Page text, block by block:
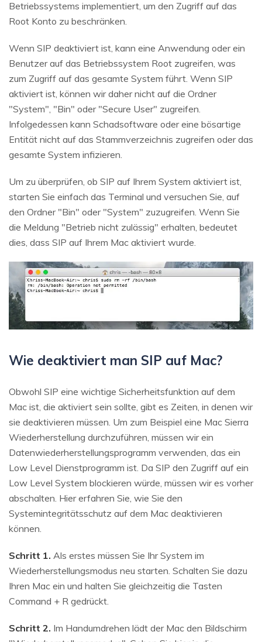
Betriebssystems implementiert, um den Zugriff auf das
Root Konto zu beschränken.
Wenn SIP deaktiviert ist, kann eine Anwendung oder ein
Benutzer auf das Betriebssystem Root zugreifen, was
zum Zugriff auf das gesamte System führt. Wenn SIP
aktiviert ist, können wir daher nicht auf die Ordner
"System", "Bin" oder "Secure User" zugreifen.
Infolgedessen kann Schadsoftware oder eine bösartige
Entität nicht auf das Stammverzeichnis zugreifen oder das
gesamte System infizieren.
Um zu überprüfen, ob SIP auf Ihrem System aktiviert ist,
starten Sie einfach das Terminal und versuchen Sie, auf
den Ordner "Bin" oder "System" zuzugreifen. Wenn Sie
die Meldung "Betrieb nicht zulässig" erhalten, bedeutet
dies, dass SIP auf Ihrem Mac aktiviert wurde.
Wie deaktiviert man SIP auf Mac?
Obwohl SIP eine wichtige Sicherheitsfunktion auf dem
Mac ist, die aktiviert sein sollte, gibt es Zeiten, in denen wir
sie deaktivieren müssen. Um zum Beispiel eine Mac Sierra
Wiederherstellung durchzuführen, müssen wir ein
Datenwiederherstellungsprogramm verwenden, das ein
Low Level Dienstprogramm ist. Da SIP den Zugriff auf ein
Low Level System blockieren würde, müssen wir es vorher
abschalten. Hier erfahren Sie, wie Sie den
Systemintegritätsschutz auf dem Mac deaktivieren
können.
Schritt 1. Als erstes müssen Sie Ihr System im
Wiederherstellungsmodus neu starten. Schalten Sie dazu
Ihren Mac ein und halten Sie gleichzeitig die Tasten
Command + R gedrückt.
Schritt 2. Im Handumdrehen lädt der Mac den Bildschirm